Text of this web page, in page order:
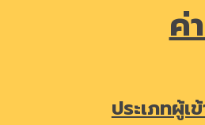
ค่
ประเภทผู้เ